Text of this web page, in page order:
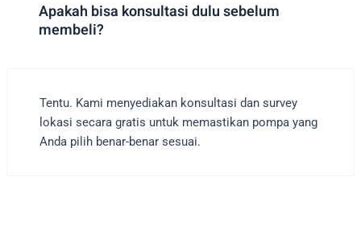
Apakah bisa konsultasi dulu sebelum
membeli?
Tentu. Kami menyediakan konsultasi dan survey
lokasi secara gratis untuk memastikan pompa yang
Anda pilih benar-benar sesuai.